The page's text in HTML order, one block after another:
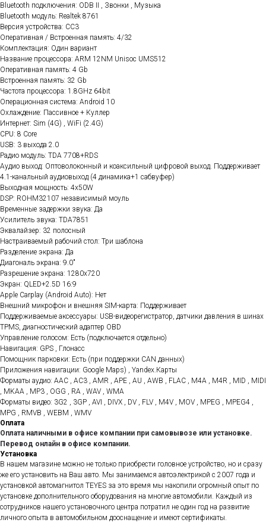
Bluetooth подключения: ODB II , Звонки , Музыка
Bluetooth модуль: Realtek 8761
Версия устройства: CC3
Оперативная / Встроенная память: 4/32
Комплектация: Один вариант
Название процессора: ARM 12NM Unisoc UMS512
Оперативная память: 4 Gb
Встроенная память: 32 Gb
Частота процессора: 1.8GHz 64bit
Операционная система: Android 10
Охлаждение: Пассивное + Куллер
Интернет: Sim (4G) , WiFi (2.4G)
CPU: 8 Core
USB: 3 выхода 2.0
Радио модуль: TDA 7708+RDS
Аудио выход: Оптоволоконный и коаксильный цифровой выход. Поддерживает
4.1-канальный аудиовыход (4 динамика+1 сабвуфер)
Выходная мощность: 4x50W
DSP: ROHM32107 независимый моуль
Временные задержки звука: Да
Усилитель звука: TDA7851
Эквалайзер: 32 полосный
Настраиваемый рабочий стол: Три шаблона
Разделение экрана: Да
Диагональ экрана: 9.0"
Разрешение экрана: 1280x720
Экран: QLED+2.5D 16:9
Apple Carplay (Android Auto): Нет
Внешний микрофон и внешняя SIM-карта: Поддерживает
Поддерживаемые аксессуары: USB-видеорегистратор, датчики давления в шинах
TPMS, диагностический адаптер OBD
Управление голосом: Есть (подключается отдельно)
Навигация: GPS , Глонасс
Помощник парковки: Есть (при поддержки CAN данных)
Приложения навигации: Google Maps) , Yandex.Карты
Форматы аудио: AAC , AC3 , AMR , APE , AU , AWB , FLAC , M4A , M4R , MID , MIDI
, MKAA , MP3 , OGG , RA , WAV , WMA
Форматы видео: 3G2 , 3GP , AVI , DIVX , DV , FLV , M4V , MOV , MPEG , MPEG4 ,
MPG , RMVB , WEBM , WMV
Оплата
Оплата наличными в офисе компании при самовывозе или установке.
Перевод онлайн в офисе компании.
Установка
В нашем магазине можно не только приобрести головное устройство, но и сразу
же его установить на Ваш авто. Мы занимаемся автоэлектрикой с 2007 года и
установкой автомагнитол TEYES за это время мы накопили огромный опыт по
установке дополнительного оборудования на многие автомобили. Каждый из
сотрудников нашего установочного центра потратил не один год на развитие
личного опыта в автомобильном дооснащение и имеют сертификаты.